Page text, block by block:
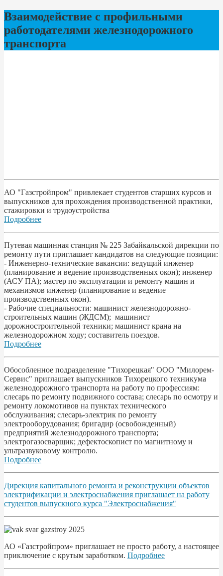
Взаимодействие с профильными
работодателями железнодорожного
транспорта
АО "Газстройпром" привлекает студентов старших курсов и
выпускников для прохождения производственной практики,
стажировки и трудоустройства
Подробнее
Путевая машинная станция № 225 Забайкальской дирекции по
ремонту пути приглашает кандидатов на следующие позиции:
- Инженерно-технические вакансии: ведущий инженер
(планирование и ведение производственных окон); инженер
(АСУ ПА); мастер по эксплуатации и ремонту машин и
механизмов инженер (планирование и ведение
производственных окон).
- Рабочие специальности: машинист железнодорожно-
строительных машин (ЖДСМ); машинист
дорожностроительной техники; машинист крана на
железнодорожном ходу; составитель поездов.
Подробнее
Обособленное подразделение "Тихорецкая" ООО "Милорем-
Сервис" приглашает выпускников Тихорецкого техникума
железнодорожного транспорта на работу по профессиям:
слесарь по ремонту подвижного состава; слесарь по осмотру и
ремонту локомотивов на пунктах технического
обслуживания; слесарь-электрик по ремонту
электрооборудования; бригадир (освобожденный)
предприятий железнодорожного транспорта;
электрогазосварщик; дефектоскопист по магнитному и
ультразвуковому контролю.
Подробнее
Дирекция капитального ремонта и реконструкции объектов
электрификации и электроснабжения приглашает на работу
студентов выпускного курса "Электроснабжения"
АО «Газстройпром» приглашает не просто работу, а настоящее
приключение с крутым заработком. Подробнее